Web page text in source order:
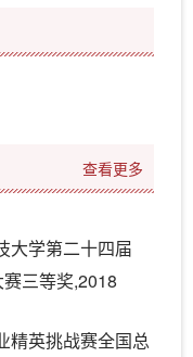
查看更多
大学第二十四届
三等奖,2018
精英挑战赛全国总